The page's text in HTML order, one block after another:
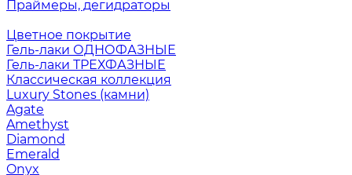
Праймеры, дегидраторы
Цветное покрытие
Гель-лаки ОДНОФАЗНЫЕ
Гель-лаки ТРЕХФАЗНЫЕ
Классическая коллекция
Luxury Stones (камни)
Agate
Amethyst
Diamond
Emerald
Onyx